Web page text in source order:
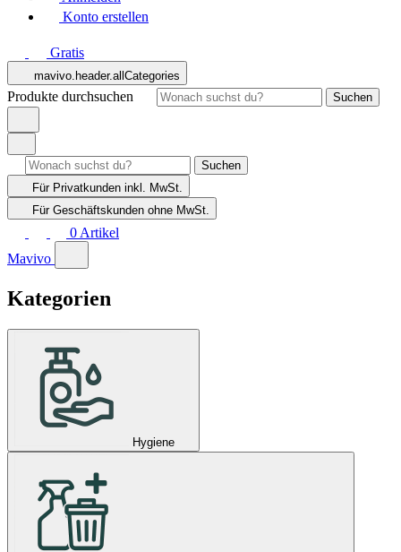
Konto erstellen
Gratis
mavivo.header.allCategories
Produkte durchsuchen Suchen
Suchen
Für Privatkunden inkl. MwSt.
Für Geschäftskunden ohne MwSt.
0 Artikel
Mavivo
Kategorien
Hygiene